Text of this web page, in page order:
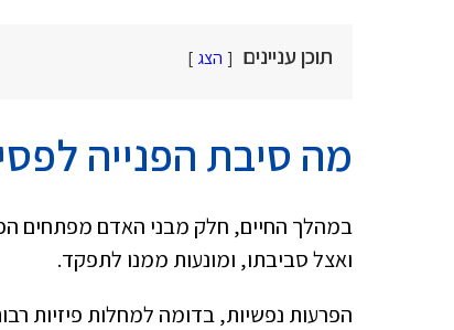
תוכן עניינים הצג
מה סיבת הפנייה
במהלך החיים, חלק מבני האדם מפתחים
ואצל סביבתו, ומונעות ממנו לתפקד.
הפרעות נפשיות, בדומה למחלות פיזיות